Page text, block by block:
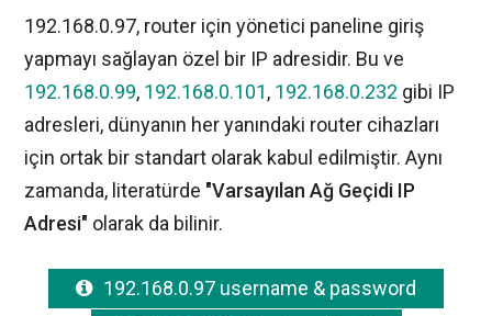
192.168.0.97, router için yönetici paneline giriş
yapmayı sağlayan özel bir IP adresidir. Bu ve
192.168.0.99, 192.168.0.101, 192.168.0.232 gibi IP
adresleri, dünyanın her yanındaki router cihazları
için ortak bir standart olarak kabul edilmiştir. Aynı
zamanda, literatürde "Varsayılan Ağ Geçidi IP
Adresi" olarak da bilinir.
192.168.0.97 username & password